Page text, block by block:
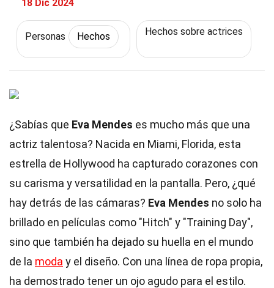
18 Dic 2024
Personas Hechos Hechos sobre actrices
¿Sabías que Eva Mendes es mucho más que una
actriz talentosa? Nacida en Miami, Florida, esta
estrella de Hollywood ha capturado corazones con
su carisma y versatilidad en la pantalla. Pero, ¿qué
hay detrás de las cámaras? Eva Mendes no solo ha
brillado en películas como "Hitch" y "Training Day",
sino que también ha dejado su huella en el mundo
de la moda y el diseño. Con una línea de ropa propia,
ha demostrado tener un ojo agudo para el estilo.